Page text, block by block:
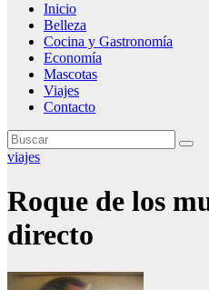
Inicio
Belleza
Cocina y Gastronomía
Economía
Mascotas
Viajes
Contacto
viajes
Roque de los
directo